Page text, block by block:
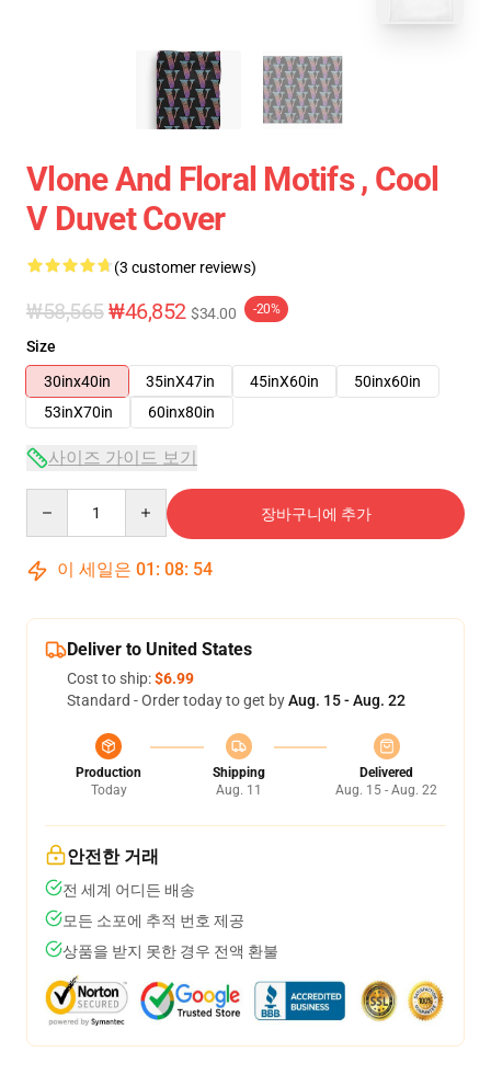
Vlone And Floral Motifs , Cool
V Duvet Cover
(3 customer reviews)
₩58,565₩46,852 $34.00 -20%
Size
30inx40in
35inX47in 45inX60in
50inx60in
53inX70in
60inx80in
사이즈 가이드 보기
장바구니에 추가
이 세일은 01 : 08: 54
Deliver to United States
Cost to ship:$6.99
Standard - Order today to get byAug. 15 - Aug. 22
Production
Today
Shipping
Aug. 11
Delivered
Aug. 15 - Aug. 22
안전한 거래
전 세계 어디든 배송
모든 소포에 추적 번호 제공
상품을 받지 못한 경우 전액 환불